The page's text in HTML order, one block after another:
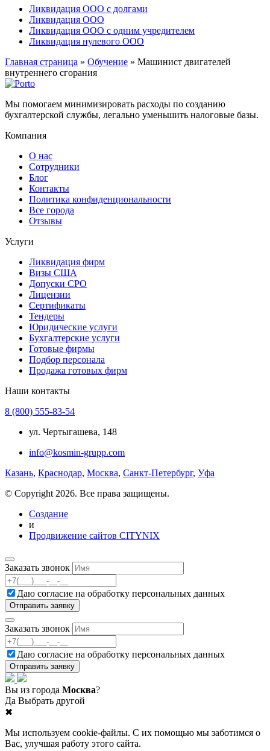
Ликвидация ООО с долгами
Ликвидация ООО
Ликвидация ООО с одним учредителем
Ликвидация нулевого ООО
Главная страница » Обучение » Машинист двигателей
внутреннего сгорания
Мы помогаем минимизировать расходы по созданию
бухгалтерской службы, легально уменьшить налоговые базы.
Компания
О нас
Сотрудники
Блог
Контакты
Политика конфиденциональности
Все города
Отзывы
Услуги
Ликвидация фирм
Визы США
Допуски СРО
Лицензии
Сертификаты
Тендеры
Юридические услуги
Бухгалтерские услуги
Готовые фирмы
Подбор персонала
Продажа готовых фирм
Наши контакты
8 (800) 555-83-54
ул. Чертыгашева, 148
info@kosmin-grupp.com
Казань, Краснодар, Москва, Санкт-Петербург, Уфа
© Copyright 2026. Все права защищены.
Создание
и
Продвижение сайтов CITYNIX
Заказать звонок
Даю согласие на обработку персональных данных
Заказать звонок
Даю согласие на обработку персональных данных
Вы из города Москва?
Да Выбрать другой
✖
Мы используем cookie-файлы. С их помощью мы заботимся о
Вас, улучшая работу этого сайта.